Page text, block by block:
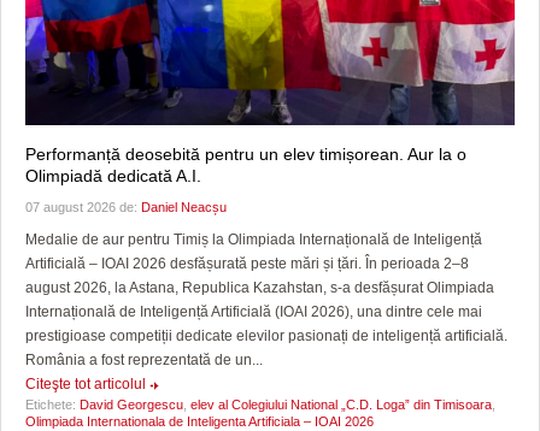
Performanță deosebită pentru un elev timișorean. Aur la o
Olimpiadă dedicată A.I.
07 august 2026 de: Daniel Neacșu
Medalie de aur pentru Timiș la Olimpiada Internațională de Inteligență
Artificială – IOAI 2026 desfășurată peste mări și țări. În perioada 2–8
august 2026, la Astana, Republica Kazahstan, s-a desfășurat Olimpiada
Internațională de Inteligență Artificială (IOAI 2026), una dintre cele mai
prestigioase competiții dedicate elevilor pasionați de inteligență artificială.
România a fost reprezentată de un...
Citeşte tot articolul
Etichete: David Georgescu elev al Colegiului National „C.D. Loga” din Timisoara
Olimpiada Internationala de Inteligenta Artificiala – IOAI 2026